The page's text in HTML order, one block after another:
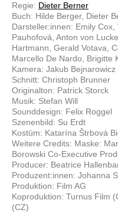
Regie: Dieter Berner
Buch: Hilde Berger, Dieter
Darsteller:innen: Emily
Pauhofová, Anton von
Hartmann, Gerald Votava,
Marcello De Nardo, Brigitte
Kamera: Jakub Bejnarowicz
Schnitt: Christoph Brunner
Originalton: Patrick Storck
Musik: Stefan Will
Sounddesign: Felix Roggel
Szenenbild: Su Erdt
Kostüm: Katarína Štrbová
Weitere Credits: Maske:
Borowski Co-Executive
Producer: Beatrice
Produzent:innen: Johanna
Produktion: Film AG
Koproduktion: Turnus Film
(CZ)